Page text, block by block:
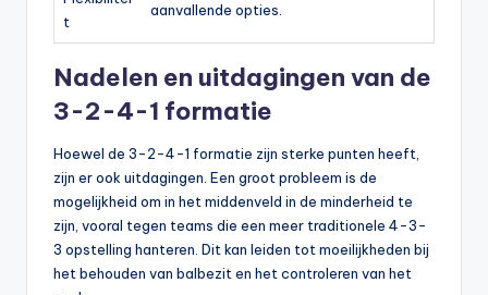
t
aanvallende opties.
Nadelen en uitdagingen van de
3-2-4-1 formatie
Hoewel de 3-2-4-1 formatie zijn sterke punten heeft,
zijn er ook uitdagingen. Een groot probleem is de
mogelijkheid om in het middenveld in de minderheid te
zijn, vooral tegen teams die een meer traditionele 4-3-
3 opstelling hanteren. Dit kan leiden tot moeilijkheden bij
het behouden van balbezit en het controleren van het